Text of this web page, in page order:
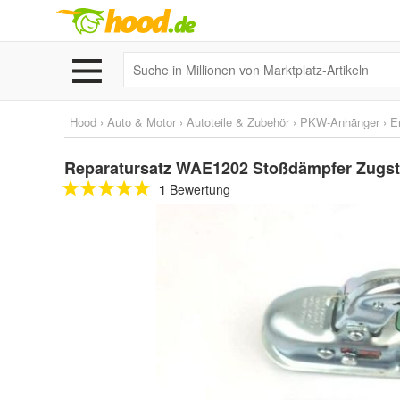
Hood › Auto & Motor › Autoteile & Zubehör › PKW-Anhänger ›
Reparatursatz WAE1202 Stoßdämpfer
1 Bewertung